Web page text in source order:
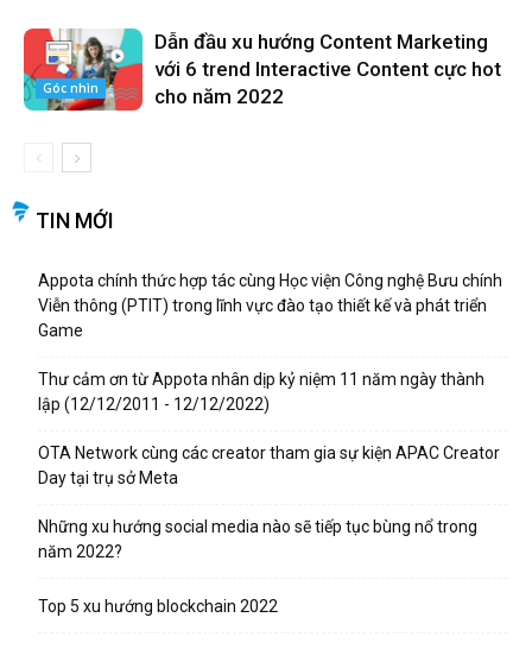
Góc nhìn
Dẫn đầu xu hướng Content Marketing
với 6 trend Interactive Content cực hot
cho năm 2022
TIN MỚI
Appota chính thức hợp tác cùng Học viện Công nghệ Bưu chính
Viễn thông (PTIT) trong lĩnh vực đào tạo thiết kế và phát triển
Game
Thư cảm ơn từ Appota nhân dịp kỷ niệm 11 năm ngày thành
lập (12/12/2011 - 12/12/2022)
OTA Network cùng các creator tham gia sự kiện APAC Creator
Day tại trụ sở Meta
Những xu hướng social media nào sẽ tiếp tục bùng nổ trong
năm 2022?
Top 5 xu hướng blockchain 2022